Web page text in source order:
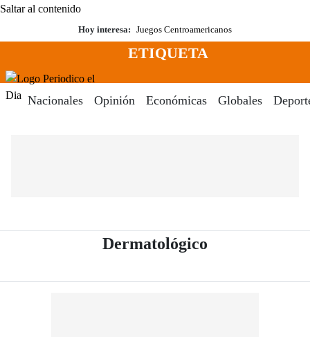
Saltar al contenido
Hoy interesa: Juegos Centroamericanos
Menú
ETIQUETA
Nacionales Opinión Económicas Globales
Dermatológico